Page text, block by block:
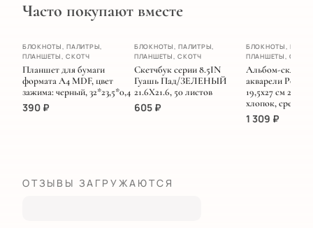
Часто покупают вместе
ХИТ
НОВИНКА
БЛОКНОТЫ, ПАЛИТРЫ,
ПЛАНШЕТЫ, СКОТЧ
Планшет для бумаги
формата А4 MDF, цвет
зажима: черный, 32*23,5*0,4
390 ₽
БЛОКНОТЫ, ПАЛИТРЫ,
ПЛАНШЕТЫ, СКОТЧ
Скетчбук серии 8.5IN
Гуашь Пад/ЗЕЛЕНЫЙ
21.6Х21.6, 50 листов
605 ₽
БЛОКНОТЫ,
ПЛАНШЕТЫ, СКОТЧ
Альбом-
акварели
19,5х27 см 20 л
хлопок, среднее
1 309 ₽
ОТЗЫВЫ ЗАГРУЖАЮТСЯ